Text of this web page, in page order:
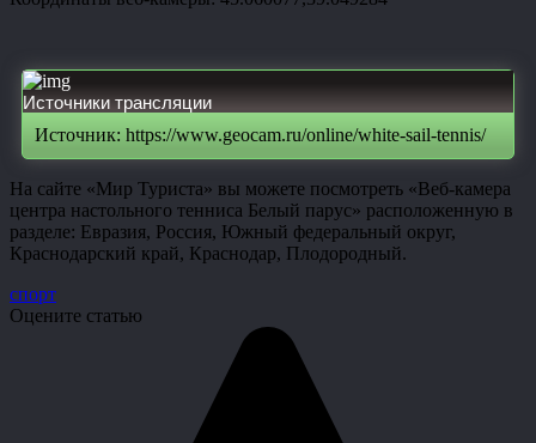
Источники трансляции
Источник: https://www.geocam.ru/online/white-sail-tennis/
На сайте «Мир Туриста» вы можете посмотреть «Веб-камера
центра настольного тенниса Белый парус» расположенную в
разделе: Евразия, Россия, Южный федеральный округ,
Краснодарский край, Краснодар, Плодородный.
спорт
Оцените статью